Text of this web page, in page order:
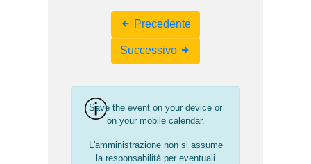
Navigation
Precedente
Successivo
Save the event on your device or
on your mobile calendar.
L'amministrazione non si assume
la responsabilità per eventuali